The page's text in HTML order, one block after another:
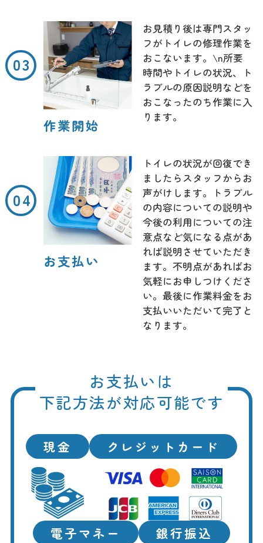
作業開始
お見積り後は専門スタッ
フがトイレの修理作業を
おこないます。\n所要
時間やトイレの状況、ト
ラブルの原因説明などを
おこなったのち作業に入
ります。
お支払い
トイレの状況が回復でき
ましたらスタッフからお
声がけします。トラブル
の内容についての説明や
今後の利用についての注
意点など気になる点があ
れば説明させていただき
ます。不明点があればお
気軽にお申しつけくださ
い。最後に作業料金をお
支払いいただいて完了と
なります。
お支払いは
下記方法が対応可能です
現金 クレジットカード
電子マネー 銀行振込